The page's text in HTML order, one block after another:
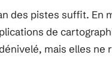
des pistes suffit. En
de
mais elles ne